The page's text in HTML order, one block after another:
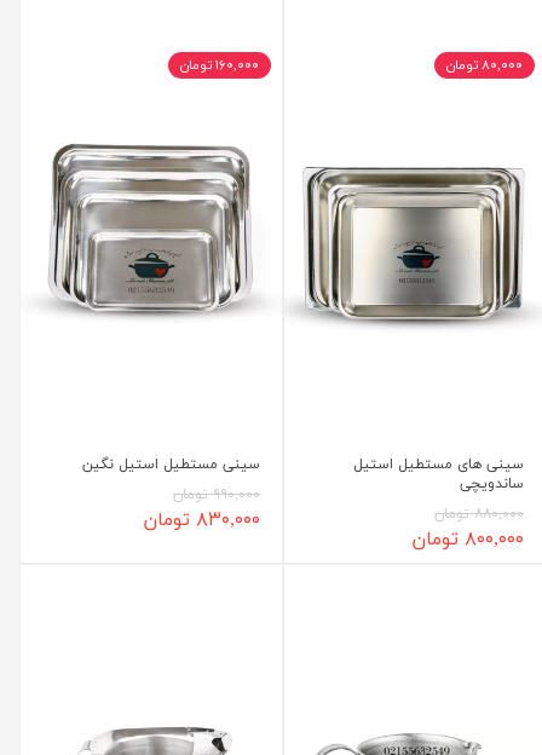
سینی های مستطیل استیل
ساندویچی
۸۸۰,۰۰۰ تومان
۸۰۰,۰۰۰ تومان
۸۰,۰۰۰ تومان
سینی مستطیل استیل نگین
۹۹۰,۰۰۰ تومان
۸۳۰,۰۰۰ تومان
۱۶۰,۰۰۰ تومان